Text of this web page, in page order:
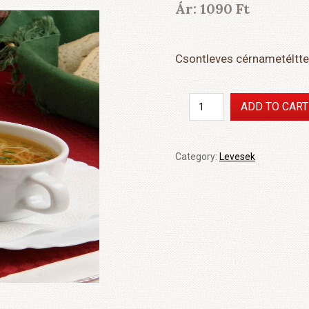
Ár: 1090 Ft
Csontleves
Csontleves
cérnametélttel
(csésze)
quantity
ADD TO CART
Category: Levesek